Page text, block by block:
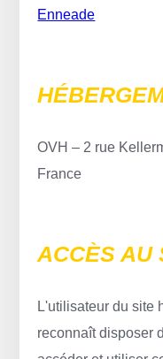
Enneade
OVH – 2 rue
France
ACCÈS AU
L'utilisateur du site
reconnaît disposer